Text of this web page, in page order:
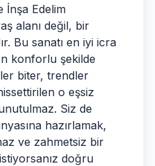
İnşa Edelim
alanı değil, bir
Bu sanatı en iyi icra
konforlu şekilde
biter, trendler
o eşsiz
Siz de
hazırlamak,
ve zahmetsiz bir
doğru